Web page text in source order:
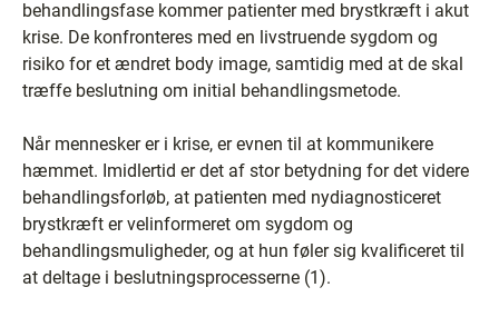
behandlingsfase kommer patienter med brystkræft i akut
krise. De konfronteres med en livstruende sygdom og
risiko for et ændret body image, samtidig med at de skal
træffe beslutning om initial behandlingsmetode.
Når mennesker er i krise, er evnen til at kommunikere
hæmmet. Imidlertid er det af stor betydning for det videre
behandlingsforløb, at patienten med nydiagnosticeret
brystkræft er velinformeret om sygdom og
behandlingsmuligheder, og at hun føler sig kvalificeret til
at deltage i beslutningsprocesserne (1).